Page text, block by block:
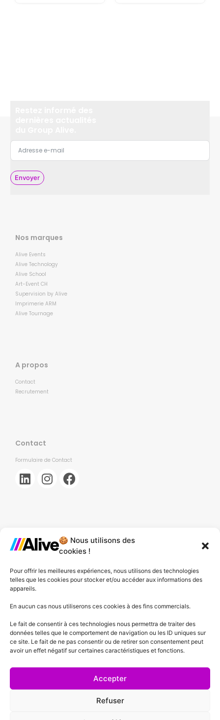
🍪 Nous utilisons des
cookies !
Pour offrir les meilleures expériences, nous utilisons des technologies
telles que les cookies pour stocker et/ou accéder aux informations des
appareils.
En aucun cas nous utiliserons ces cookies à des fins commercials.
Le fait de consentir à ces technologies nous permettra de traiter des
données telles que le comportement de navigation ou les ID uniques sur
ce site. Le fait de ne pas consentir ou de retirer son consentement peut
avoir un effet négatif sur certaines caractéristiques et fonctions.
Accepter
Refuser
Envoyer
Nos marques
Alive Events
Alive Technology
Alive School
Art-Event CH
Supervision by Alive
Imprimerie ARM
Alive Tournage
A propos
Contact
Recrutement
Contact
Formulaire de Contact
Agence de Lille
Agence de Plessis-Pâté
Agence d'Angers
Agence de Lyon
Agence de Cannes